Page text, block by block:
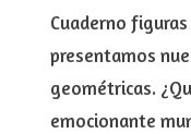
Cuaderno
presentamos
geométricas.
emocionante